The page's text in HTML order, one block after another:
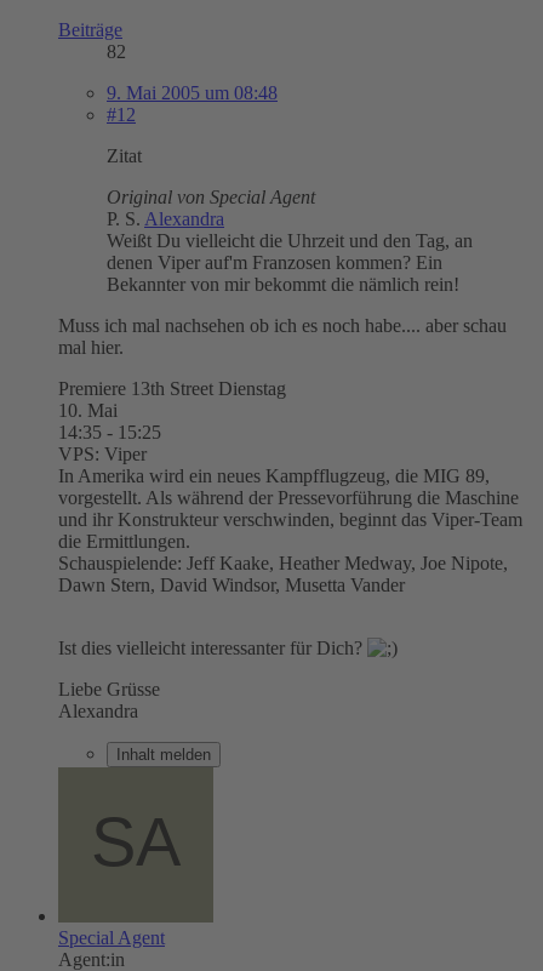
Beiträge
82
9. Mai 2005 um 08:48
#12
Zitat
Original von Special Agent
P. S. Alexandra
Weißt Du vielleicht die Uhrzeit und den Tag, an
denen Viper auf'm Franzosen kommen? Ein
Bekannter von mir bekommt die nämlich rein!
Muss ich mal nachsehen ob ich es noch habe.... aber schau
mal hier.
Premiere 13th Street Dienstag
10. Mai
14:35 - 15:25
VPS: Viper
In Amerika wird ein neues Kampfflugzeug, die MIG 89,
vorgestellt. Als während der Pressevorführung die Maschine
und ihr Konstrukteur verschwinden, beginnt das Viper-Team
die Ermittlungen.
Schauspielende: Jeff Kaake, Heather Medway, Joe Nipote,
Dawn Stern, David Windsor, Musetta Vander
Ist dies vielleicht interessanter für Dich?
Liebe Grüsse
Alexandra
Inhalt melden
Special Agent
Agent:in